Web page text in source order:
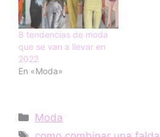
8 tendencias de moda
que se van a llevar en
2022
En «Moda»
Categorías
Moda
Etiquetas